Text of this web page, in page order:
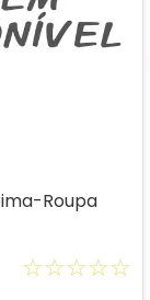
Roupa
☆☆☆☆☆